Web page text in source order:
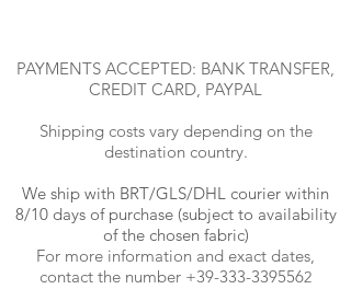
PAYMENTS ACCEPTED: BANK TRANSFER,
CREDIT CARD, PAYPAL
Shipping costs vary depending on the
destination country.
We ship with BRT/GLS/DHL courier within
8/10 days of purchase (subject to availability
of the chosen fabric)
For more information and exact dates,
contact the number +39-333-3395562